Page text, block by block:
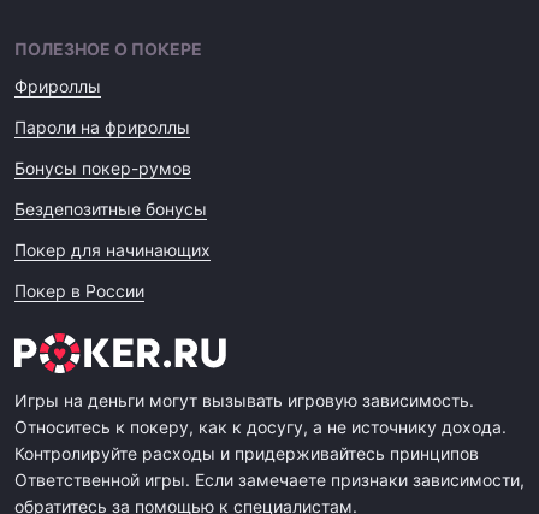
ПОЛЕЗНОЕ О ПОКЕРЕ
Фрироллы
Пароли на фрироллы
Бонусы покер-румов
Бездепозитные бонусы
Покер для начинающих
Покер в России
Игры на деньги могут вызывать игровую зависимость.
Относитесь к покеру, как к досугу, а не источнику дохода.
Контролируйте расходы и придерживайтесь принципов
Ответственной игры. Если замечаете признаки зависимости,
обратитесь за помощью к специалистам.